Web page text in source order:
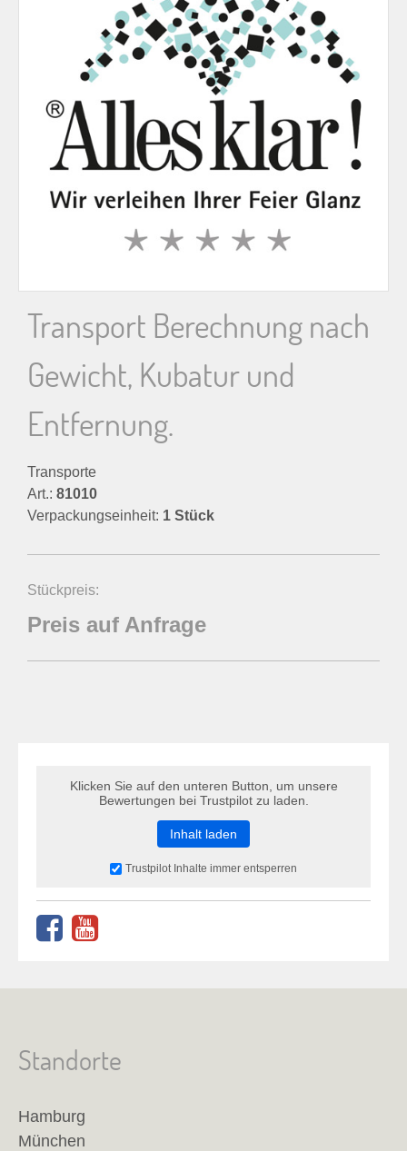
a
h
Transport Berechnung nach
Gewicht, Kubatur und
Entfernung.
Transporte
Art.: 81010
Verpackungseinheit: 1 Stück
Stückpreis:
Preis auf Anfrage
Klicken Sie auf den unteren Button, um unsere
Bewertungen bei Trustpilot zu laden.
Inhalt laden
Trustpilot Inhalte immer entsperren
Standorte
Hamburg
München